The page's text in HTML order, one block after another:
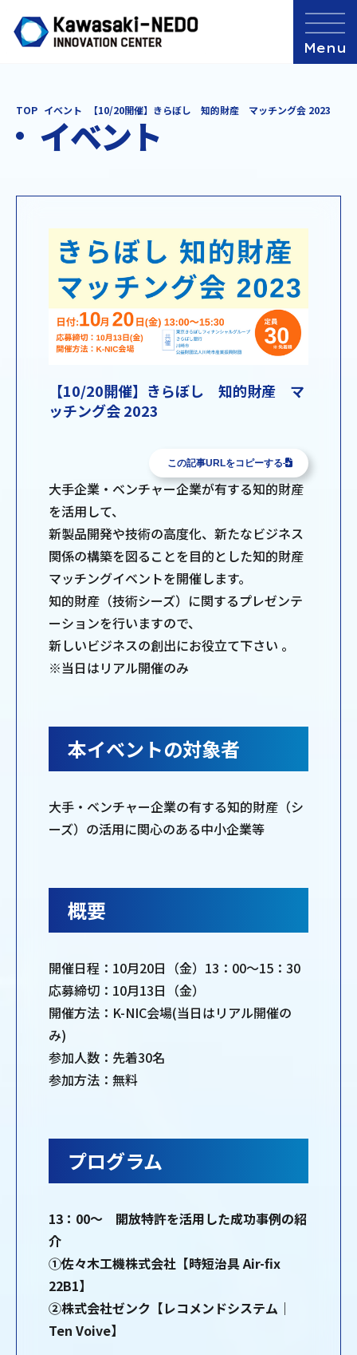
TOP イベント 【10/20開催】きらぼし 知的財産 マッチング会 2023
イベント
【10/20開催】きらぼし 知的財産 マ
ッチング会 2023
この記事URLをコピーする
大手企業・ベンチャー企業が有する知的財産
を活用して、
新製品開発や技術の高度化、新たなビジネス
関係の構築を図ることを目的とした知的財産
マッチングイベントを開催します。
知的財産（技術シーズ）に関するプレゼンテ
ーションを行いますので、
新しいビジネスの創出にお役立て下さい 。
※当日はリアル開催のみ
本イベントの対象者
大手・ベンチャー企業の有する知的財産（シ
ーズ）の活用に関心のある中小企業等
概要
開催日程：10月20日（金）13：00～15：30
応募締切：10月13日（金）
開催方法：K-NIC会場(当日はリアル開催の
み)
参加人数：先着30名
参加方法：無料
プログラム
13：00～ 開放特許を活用した成功事例の紹
介
①佐々木工機株式会社【時短治具 Air-fix
22B1】
②株式会社ゼンク【レコメンドシステム｜
Ten Voive】